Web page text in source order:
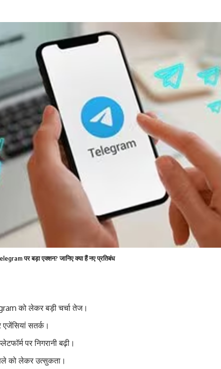
पर बड़ा एक्शन? जानिए क्या हैं नए प्रतिबंध
को लेकर बड़ी चर्चा तेज।
एजेंसियां सतर्क।
पर निगरानी बढ़ी।
को लेकर उत्सुकता।